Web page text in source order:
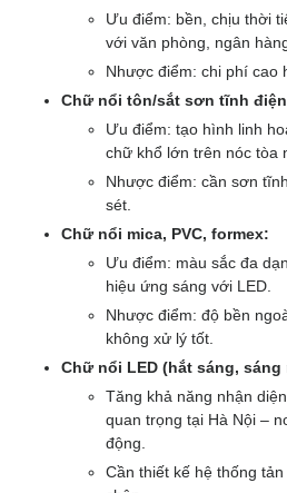
Ưu điểm: bền, chịu thời
với văn phòng, ngân
Nhược điểm: chi phí cao
Chữ nổi tôn/sắt sơn tĩnh
Ưu điểm: tạo hình linh
chữ khổ lớn trên nóc tòa
Nhược điểm: cần sơn
sét.
Chữ nổi mica, PVC, formex:
Ưu điểm: màu sắc đa
hiệu ứng sáng với LED.
Nhược điểm: độ bền
không xử lý tốt.
Chữ nổi LED (hắt sáng, sáng
Tăng khả năng nhận
quan trọng tại Hà Nội –
động.
Cần thiết kế hệ thống